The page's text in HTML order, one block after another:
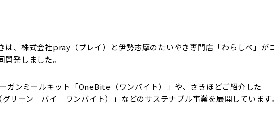
は、株式会社pray（プレイ）と伊勢志摩のたいやき専門店「わらしべ」が
発しました。
ガンミールキット「OneBite（ワンバイト）」や、さきほどご紹介した
リーン バイ ワンバイト）」などのサステナブル事業を展開しています。